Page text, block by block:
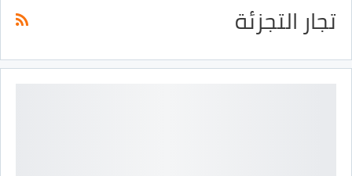
تجار التجزئة